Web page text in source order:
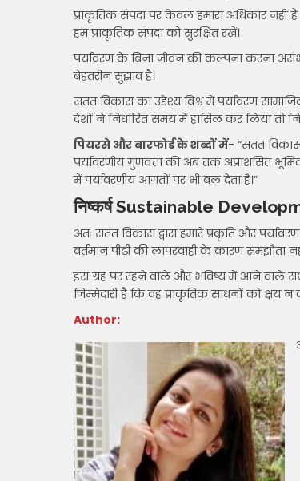
प्राकृतिक संपदा पर केवल हमारा अधिकार नहीं
हम प्राकृतिक संपदा को सुरक्षित रखें।
पर्यावरण के बिना जीवन की कल्पना करना
बेहतरीन सुझाव है।
सतत विकास का उद्देश्य विश्व में पर्यावरण
देशों ने निर्धारित समय में हासिल कर लिया तो
पियरसे और बारफोर्ड के शब्दों में- “सतत
पर्यावरणीय गुणवत्ता की अब तक अप्राशंसित
में पर्यावरणीय आगतों पर भी बल देता है।”
निष्कर्ष Sustainable
अतः सतत विकास द्वारा हमारे प्रकृति और
वर्तमान पीढ़ी की लापरवाही के कारण समझौता
इस ग्रह पर रहने वाले और भविष्य में आने वाले
जिम्मेदारी है कि वह प्राकृतिक साधनों को क्षय
Author: